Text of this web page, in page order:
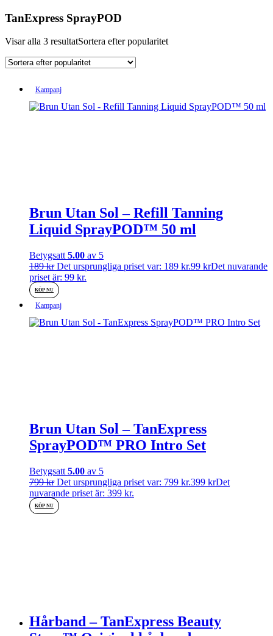
TanExpress SprayPOD
Visar alla 3 resultatSortera efter popularitet
Kampanj
Brun Utan Sol – Refill Tanning
Liquid SprayPOD™ 50 ml
Betygsatt 5.00 av 5
189kr Det ursprungliga priset var: 189 kr.99 krDet nuvarande
priset är: 99 kr.
KÖP NU
Kampanj
Brun Utan Sol – TanExpress
SprayPOD™ PRO Intro Set
Betygsatt 5.00 av 5
799kr Det ursprungliga priset var: 799 kr.399 krDet
nuvarande priset är: 399 kr.
KÖP NU
Hårband – TanExpress Beauty